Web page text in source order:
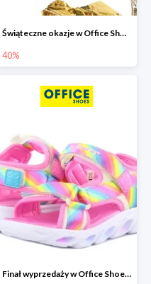
Świąteczne okazje w Office Shoes do -40%
40%
Finał wyprzedaży w Office Shoes do -60%